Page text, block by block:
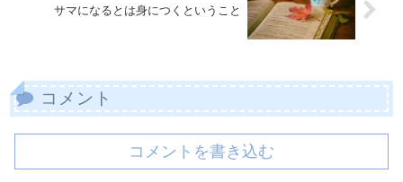
サマになるとは身につくということ
コメント
コメントを書き込む